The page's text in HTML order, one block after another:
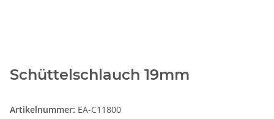
Schüttelschlauch 19mm
Artikelnummer: EA-C11800